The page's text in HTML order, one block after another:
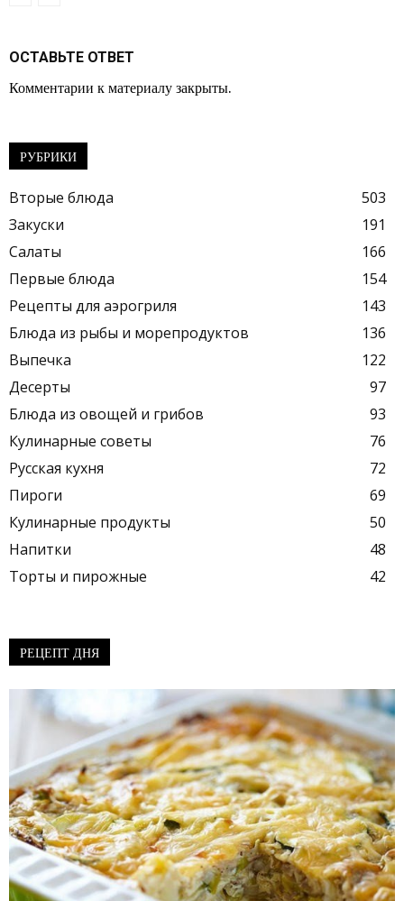
ОСТАВЬТЕ ОТВЕТ
Комментарии к материалу закрыты.
РУБРИКИ
Вторые блюда
503
Закуски
191
Салаты
166
Первые блюда
154
Рецепты для аэрогриля
143
Блюда из рыбы и морепродуктов
136
Выпечка
122
Десерты
97
Блюда из овощей и грибов
93
Кулинарные советы
76
Русская кухня
72
Пироги
69
Кулинарные продукты
50
Напитки
48
Торты и пирожные
42
РЕЦЕПТ ДНЯ